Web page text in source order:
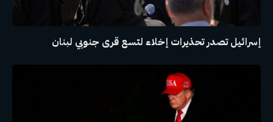
إسرائيل تصدر تحذيرات إخلاء لتسع قرى جنوبي لبنان